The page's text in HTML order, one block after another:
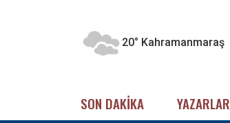
20° Kahramanmaraş
SON DAKİKA YAZARLAR